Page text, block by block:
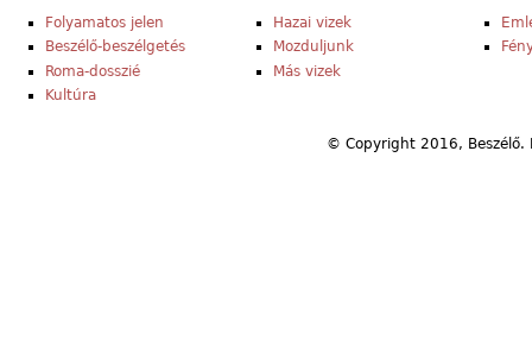
Folyamatos jelen
Beszélő-beszélgetés
Roma-dosszié
Kultúra
Hazai vizek
Mozduljunk
Más vizek
© Copyright 2016,